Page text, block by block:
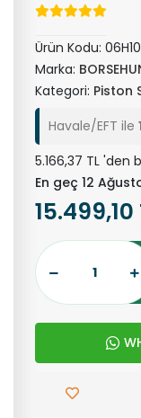
Ürün Kodu:
Marka:
Kategori: Piston
Havale/EFT ile
5.166,37 TL 'den
En geç 12
15.499,10